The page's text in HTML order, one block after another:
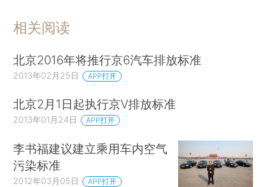
相关阅读
北京2016年将推行京6汽车排放标准
2013年02月25日 APP打开
北京2月1日起执行京V排放标准
2013年01月24日 APP打开
李书福建议建立乘用车内空气
污染标准
2012年03月05日 APP打开